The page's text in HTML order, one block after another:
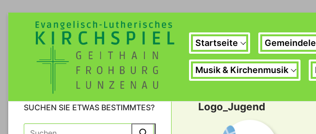
springen
Startseite
Musik & Kirchenmusik
Logo_Jugend
SUCHEN SIE ETWAS BESTIMMTES?
Suche